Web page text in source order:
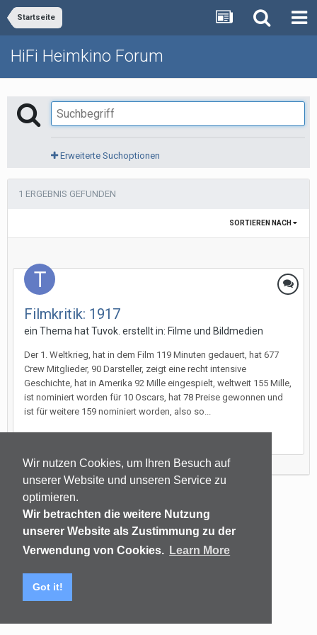
Wir nutzen Cookies, um Ihren Besuch auf
unserer Website und unseren Service zu
optimieren.
Wir betrachten die weitere Nutzung
unserer Website als Zustimmung zu der
Verwendung von Cookies. Learn More
Got it!
Startseite
HiFi Heimkino Forum
Erweiterte Suchoptionen
1 ERGEBNIS GEFUNDEN
SORTIEREN NACH
Filmkritik: 1917
ein Thema hatTuvok. erstellt in: Filme und Bildmedien
Der 1. Weltkrieg, hat in dem Film 119 Minuten gedauert, hat 677
Crew Mitglieder, 90 Darsteller, zeigt eine recht intensive
Geschichte, hat in Amerika 92 Mille eingespielt, weltweit 155 Mille,
ist nominiert worden für 10 Oscars, hat 78 Preise gewonnen und
ist für weitere 159 nominiert worden, also so...
Sprachen
(C) audiomap.de
Powered by Invision Community